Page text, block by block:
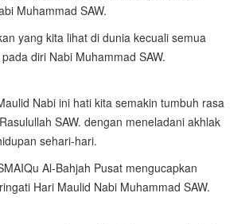
Muhammad SAW.
yang kita lihat di dunia kecuali semua
diri Nabi Muhammad SAW.
Nabi ini hati kita semakin tumbuh rasa
SAW. dengan meneladani akhlak
sehari-hari.
Al-Bahjah Pusat mengucapkan
Hari Maulid Nabi Muhammad SAW.